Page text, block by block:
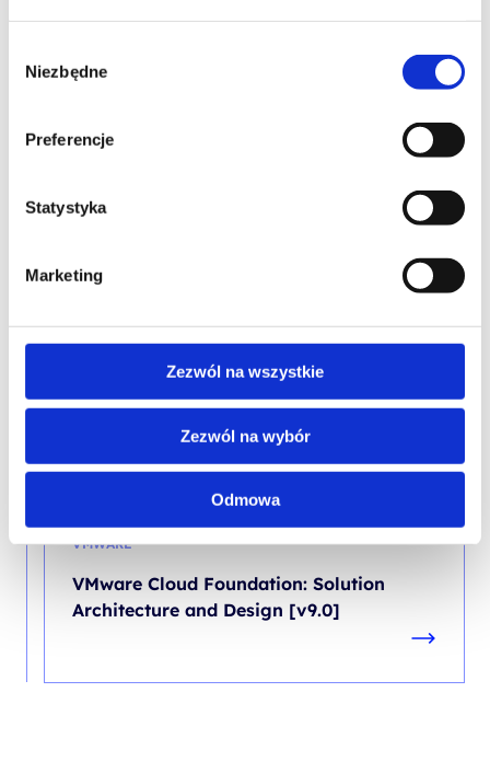
zgody
Niezbędne
Preferencje
Statystyka
Marketing
Zezwól na wszystkie
Zezwól na wybór
Odmowa
SZKOLENIE NASTĘPUJĄCE
PROMOCJA
VMware Cloud Foundation:
VMWARE
VMware Cloud Foundation: Solution
Architecture and Design [v9.0]